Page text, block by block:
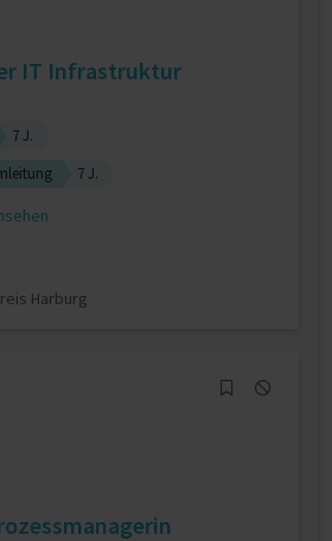
IT Infrastruktur
7 J.
7 J.
Harburg